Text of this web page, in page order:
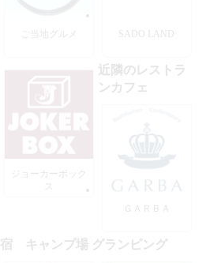
ご当地グルメ SADO LAND
ジョーカーボック
ス
近隣のレストラ
ンカフェ
ＧＡＲＢＡ
宿 キャンプ場 グランピング